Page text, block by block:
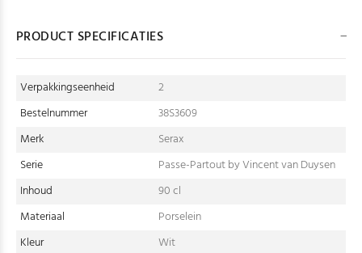
PRODUCT SPECIFICATIES
Verpakkingseenheid
2
Bestelnummer
38S3609
Merk
Serax
Serie
Passe-Partout by Vincent van Duysen
Inhoud
90 cl
Materiaal
Porselein
Kleur
Wit